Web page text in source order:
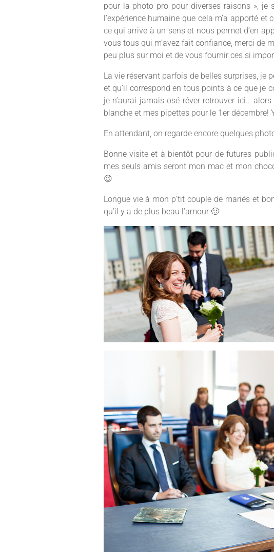
pour la photo pro pour diverses raisons », je
l’expérience humaine que cela m’a apporté
ce qui arrive à un sens et nous permet d’en
vous tous qui m’avez fait confiance, merci de
peu plus sur moi et de vous fournir ces si
La vie réservant parfois de belles surprises, je
et qu’il correspond en tous points à ce que je
je n’aurai jamais osé rêver retrouver ici…
blanche et mes pipettes pour le 1er décembre!
En attendant, on regarde encore quelques
Bonne visite et à bientôt pour de futures
mes seuls amis seront mon mac et mon
😉
Longue vie à mon p’tit couple de mariés et
qu’il y a de plus beau l’amour 🙂